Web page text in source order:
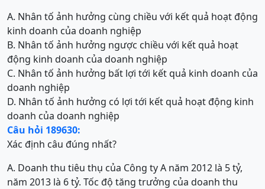
A. Nhân tố ảnh hưởng cùng chiều với kết quả hoạt động
kinh doanh của doanh nghiệp
B. Nhân tố ảnh hưởng ngược chiều với kết quả hoạt
động kinh doanh của doanh nghiệp
C. Nhân tố ảnh hưởng bất lợi tới kết quả kinh doanh của
doanh nghiệp
D. Nhân tố ảnh hưởng có lợi tới kết quả hoạt động kinh
doanh của doanh nghiệp
Câu hỏi 189630:
Xác định câu đúng nhất?
A. Doanh thu tiêu thụ của Công ty A năm 2012 là 5 tỷ,
năm 2013 là 6 tỷ. Tốc độ tăng trưởng của doanh thu